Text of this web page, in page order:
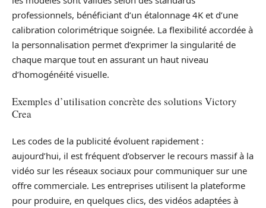
professionnels, bénéficiant d’un étalonnage 4K et d’une
calibration colorimétrique soignée. La flexibilité accordée à
la personnalisation permet d’exprimer la singularité de
chaque marque tout en assurant un haut niveau
d’homogénéité visuelle.
Exemples d’utilisation concrète des solutions Victory
Crea
Les codes de la publicité évoluent rapidement :
aujourd’hui, il est fréquent d’observer le recours massif à la
vidéo sur les réseaux sociaux pour communiquer sur une
offre commerciale. Les entreprises utilisent la plateforme
pour produire, en quelques clics, des vidéos adaptées à